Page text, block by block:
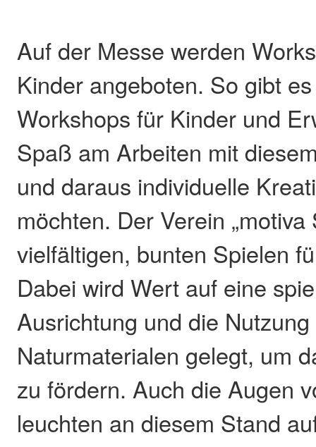
Auf der Messe werden
Kinder angeboten. So gibt
Workshops für Kinder und
Spaß am Arbeiten mit
und daraus individuelle
möchten. Der Verein
vielfältigen, bunten Spielen
Dabei wird Wert auf eine
Ausrichtung und die
Naturmaterialen gelegt, um
zu fördern. Auch die Augen
leuchten an diesem Stand